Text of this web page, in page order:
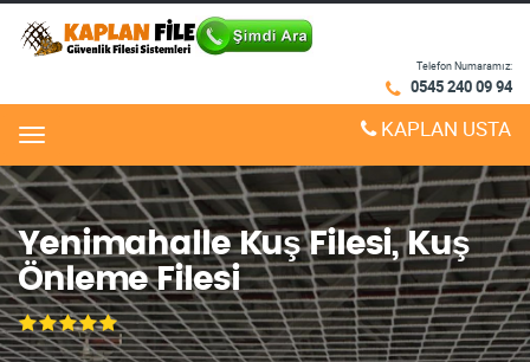
Telefon Numaramız:
0545 240 09 94
Menu KAPLAN USTA
Yenimahalle Kuş Filesi, Kuş
Önleme Filesi